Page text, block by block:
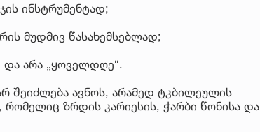
ინსტრუმენტად;
მუდმივ წასახემსებლად;
და არა „ყოველდღე“.
შეიძლება ავნოს, არამედ ტკბილეულის
ზრდის კარიესის, ჭარბი წონისა და